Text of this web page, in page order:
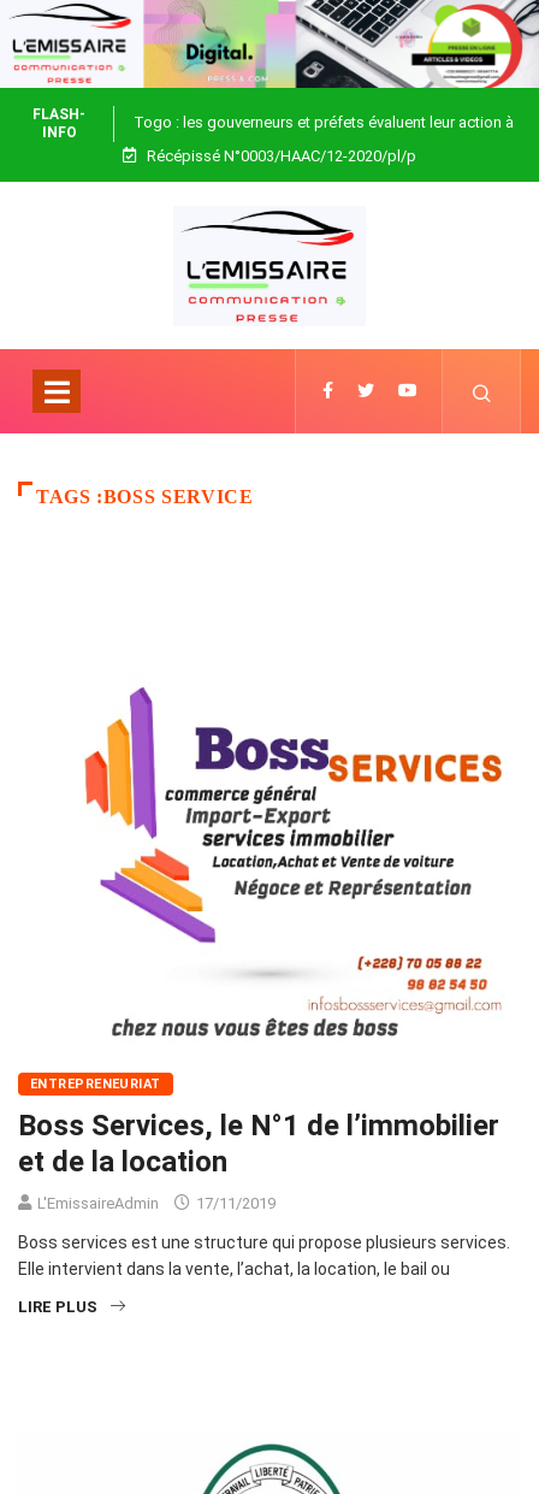
FLASH-
INFO
Togo : les gouverneurs et préfets évaluent leur action à
Blitta
Récépissé N°0003/HAAC/12-2020/pl/p
TAGS :BOSS SERVICE
ENTREPRENEURIAT
Boss Services, le N°1 de l’immobilier
et de la location
L'EmissaireAdmin 17/11/2019
Boss services est une structure qui propose plusieurs services.
Elle intervient dans la vente, l’achat, la location, le bail ou
LIRE PLUS